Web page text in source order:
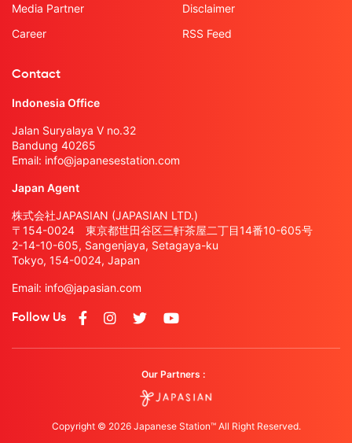
Media Partner
Career
Disclaimer
RSS Feed
Contact
Indonesia Office
Jalan Suryalaya V no.32
Bandung 40265
Email: info@japanesestation.com
Japan Agent
株式会社JAPASIAN (JAPASIAN LTD.)
〒154-0024 東京都世田谷区三軒茶屋二丁目14番10-605号
2-14-10-605, Sangenjaya, Setagaya-ku
Tokyo, 154-0024, Japan
Email: info@japasian.com
Follow Us
Our Partners :
Copyright © 2026 Japanese Station™ All Right Reserved.